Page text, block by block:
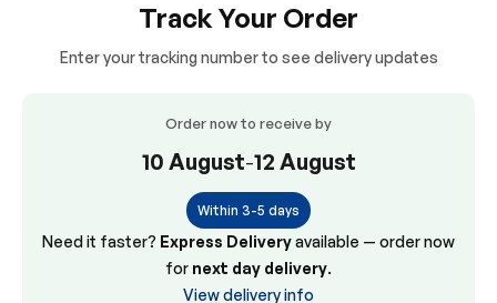
Track Your Order
Enter your tracking number to see delivery updates
Order now to receive by
10 August-12 August
Within 3-5 days
Need it faster? Express Deliveryavailable — order now
for next day delivery.
View delivery info